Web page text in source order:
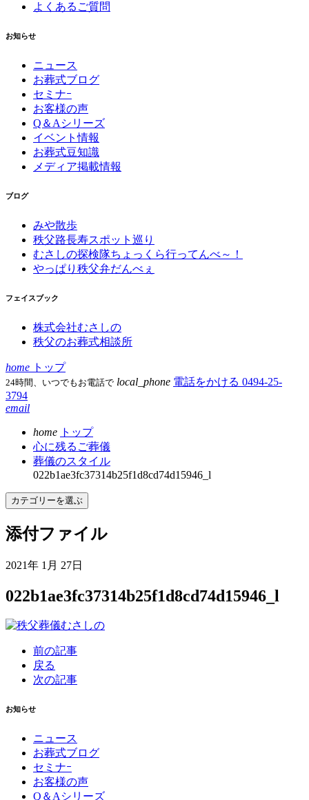
よくあるご質問
お知らせ
ニュース
お葬式ブログ
セミナｰ
お客様の声
Q＆Aシリーズ
イベント情報
お葬式豆知識
メディア掲載情報
ブログ
みや散歩
秩父路長寿スポット巡り
むさしの探検隊ちょっくら行ってんべ～！
やっぱり秩父弁だんべぇ
フェイスブック
株式会社むさしの
秩父のお葬式相談所
home トップ
24時間、いつでもお電話で local_phone 電話をかける 0494-25-
3794
email
home トップ
心に残るご葬儀
葬儀のスタイル
022b1ae3fc37314b25f1d8cd74d15946_l
カテゴリーを選ぶ
添付ファイル
2021年 1月 27日
022b1ae3fc37314b25f1d8cd74d15946_l
前の記事
戻る
次の記事
お知らせ
ニュース
お葬式ブログ
セミナｰ
お客様の声
Q＆Aシリーズ